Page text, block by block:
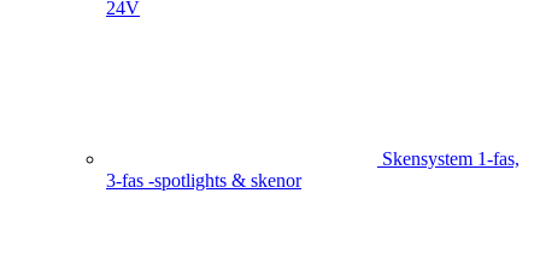
24V
Skensystem 1-fas,
3-fas -spotlights & skenor